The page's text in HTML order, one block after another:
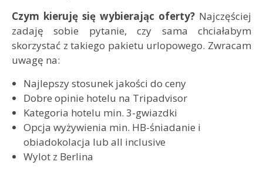
Czym kieruję się wybierając oferty? Najczęściej
zadaję sobie pytanie, czy sama chciałabym
skorzystać z takiego pakietu urlopowego. Zwracam
uwagę na:
Najlepszy stosunek jakości do ceny
Dobre opinie hotelu na Tripadvisor
Kategoria hotelu min. 3-gwiazdki
Opcja wyżywienia min. HB-śniadanie i
obiadokolacja lub all inclusive
Wylot z Berlina